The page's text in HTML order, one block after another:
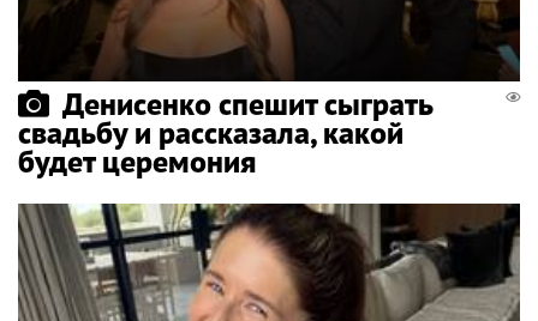
Денисенко спешит сыграть
свадьбу и рассказала, какой
будет церемония